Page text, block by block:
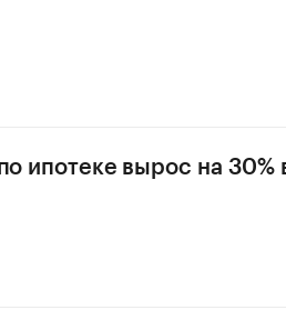
ипотеке вырос на 30%